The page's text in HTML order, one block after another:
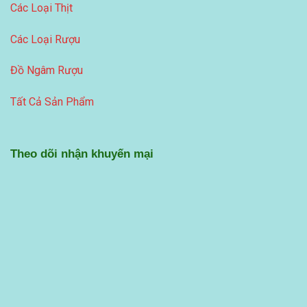
Các Loại Thịt
Các Loại Rượu
Đồ Ngâm Rượu
Tất Cả Sản Phẩm
Theo dõi nhận khuyến mại